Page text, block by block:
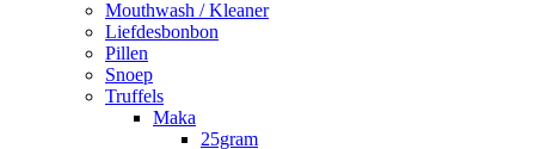
Mouthwash / Kleaner
Liefdesbonbon
Pillen
Snoep
Truffels
Maka
25gram